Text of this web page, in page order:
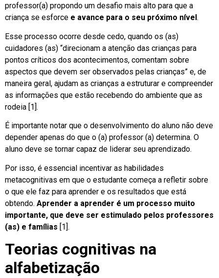
professor(a) propondo um desafio mais alto para que a
criança se esforce e avance para o seu próximo nível .
Esse processo ocorre desde cedo, quando os (as)
cuidadores (as) “direcionam a atenção das crianças para
pontos críticos dos acontecimentos, comentam sobre
aspectos que devem ser observados pelas crianças” e, de
maneira geral, ajudam as crianças a estruturar e compreender
as informações que estão recebendo do ambiente que as
rodeia [1].
É importante notar que o desenvolvimento do aluno não deve
depender apenas do que o (a) professor (a) determina. O
aluno deve se tornar capaz de liderar seu aprendizado.
Por isso, é essencial incentivar as habilidades
metacognitivas em que o estudante começa a refletir sobre
o que ele faz para aprender e os resultados que está
obtendo. Aprender a aprender é um processo muito
importante, que deve ser estimulado pelos professores
(as) e famílias [1].
Teorias cognitivas na
alfabetização